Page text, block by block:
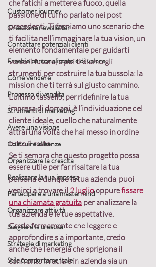
Customer journey
Creazione newsletter
Contattare potenziali clienti
Freebie personalizzato e di valore
Come vendere
Processo di vendita
Strumenti di marketing
Avere una visione
Costruire alleanze
Organizzare la crescita
Realizzare la tua impresa
Partecipare a una mastermind
Organizzare attività
Scegliere la crescita
Strategie di marketing
Stile comportamentale
che fatichi a mettere a fuoco, quella
passione di cui ho parlato nei post
precedenti. Ti forniamo uno scenario che
ti facilita nell’immaginare la tua vision, un
elemento fondamentale per guidarti
verso il futuro, e poi ti diamo gli
strumenti per costruire la tua bussola: la
mission che ti terrà sul giusto cammino.
L’ultimo tassello, per ridefinire la tua
impresa di domani, è l’individuazione del
cliente ideale, quello che naturalmente
attrai una volta che hai messo in ordine
tutto il resto.
Se ti sembra che questo progetto possa
essere utile per far risaltare la tua
persona e dunque la tua azienda, puoi
venirci a trovare il 2 luglio oppure fissare
una chiamata gratuita per analizzare la
tua azienda e le tue aspettative.
Credo fermamente che leggere e
approfondire sia importante, credo
anche che l’energia che sprigiona il
confronto in aula e in azienda sia un